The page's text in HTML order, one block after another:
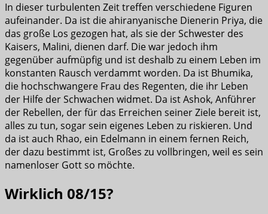
In dieser turbulenten Zeit treffen verschiedene Figuren
aufeinander. Da ist die ahiranyanische Dienerin Priya, die
das große Los gezogen hat, als sie der Schwester des
Kaisers, Malini, dienen darf. Die war jedoch ihm
gegenüber aufmüpfig und ist deshalb zu einem Leben im
konstanten Rausch verdammt worden. Da ist Bhumika,
die hochschwangere Frau des Regenten, die ihr Leben
der Hilfe der Schwachen widmet. Da ist Ashok, Anführer
der Rebellen, der für das Erreichen seiner Ziele bereit ist,
alles zu tun, sogar sein eigenes Leben zu riskieren. Und
da ist auch Rhao, ein Edelmann in einem fernen Reich,
der dazu bestimmt ist, Großes zu vollbringen, weil es sein
namenloser Gott so möchte.
Wirklich 08/15?